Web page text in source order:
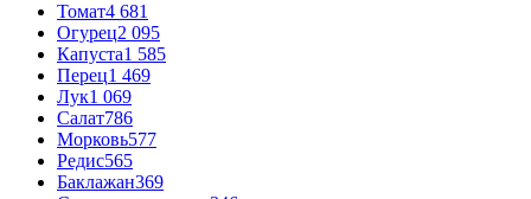
Томат4 681
Огурец2 095
Капуста1 585
Перец1 469
Лук1 069
Салат786
Морковь577
Редис565
Баклажан369